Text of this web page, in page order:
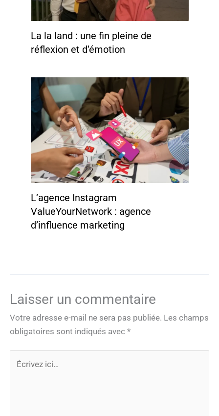
La la land : une fin pleine de
réflexion et d’émotion
L’agence Instagram
ValueYourNetwork : agence
d’influence marketing
Laisser un commentaire
Votre adresse e-mail ne sera pas publiée. Les champs
obligatoires sont indiqués avec *